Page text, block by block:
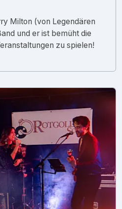
Milton (von Legendären
und er ist bemüht die
zu spielen!